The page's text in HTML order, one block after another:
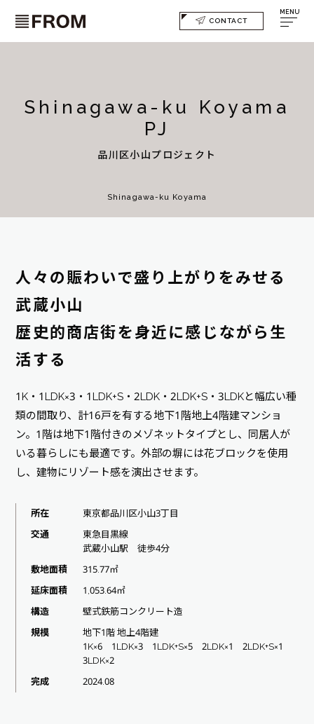
CONTACT
MENU
Shinagawa-ku Koyama
PJ
品川区小山プロジェクト
Shinagawa-ku Koyama
人々の賑わいで盛り上がりをみせる
武蔵小山
歴史的商店街を身近に感じながら生
活する
1K・1LDK×3・1LDK+S・2LDK・2LDK+S・3LDKと幅広い種
類の間取り、計16戸を有する地下1階地上4階建マンショ
ン。1階は地下1階付きのメゾネットタイプとし、同居人が
いる暮らしにも最適です。外部の塀には花ブロックを使用
し、建物にリゾート感を演出させます。
所在
東京都品川区小山3丁目
交通
東急目黒線
武蔵小山駅 徒歩4分
敷地面積
315.77㎡
延床面積
1,053.64㎡
構造
壁式鉄筋コンクリート造
規模
地下1階 地上4階建
1K×6 1LDK×3 1LDK+S×5 2LDK×1 2LDK+S×1
3LDK×2
完成
2024.08